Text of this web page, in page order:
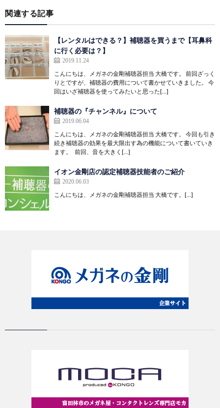
関連する記事
【レンタルはできる？】補聴器を買うまで【耳鼻科
に行く必要は？】
2019.11.24
こんにちは、メガネの金剛補聴器担当 大橋です。 前回ざっく
りとですが、補聴器の費用について書かせていきました。 今
回はいざ補聴器を使ってみたいと思った[…]
補聴器の『チャンネル』について
2019.06.04
こんにちは、メガネの金剛補聴器担当 大橋です。 今回も引き
続き補聴器の効果を最大限出す為の機能について書いていき
ます。 前回、音を大きく[…]
イオン金剛店の認定補聴器技能者のご紹介
2020.06.03
こんにちは、メガネの金剛補聴器担当 大橋です。[…]